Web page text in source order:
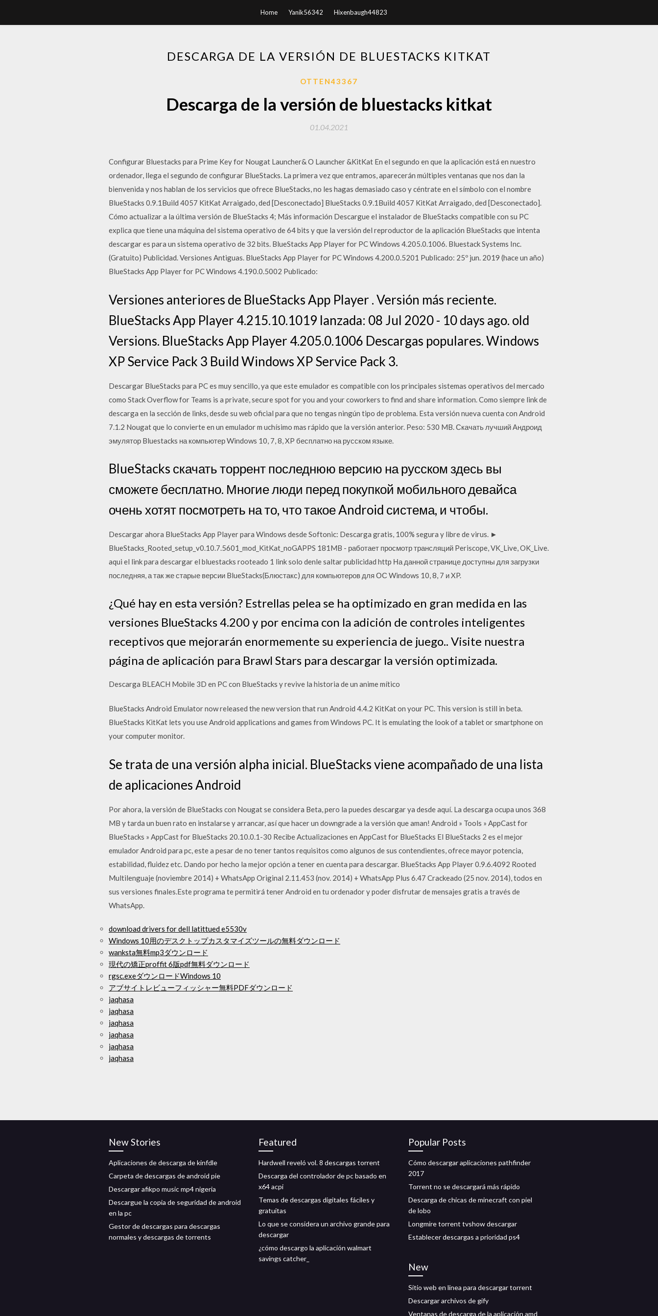
Home Yanik56342 Hixenbaugh44823
DESCARGA DE LA VERSIÓN DE BLUESTACKS KITKAT
OTTEN43367
Descarga de la versión de bluestacks kitkat
01.04.2021
Configurar Bluestacks para Prime Key for Nougat Launcher& O Launcher &KitKat En el segundo en que la aplicación está en nuestro
ordenador, llega el segundo de configurar BlueStacks. La primera vez que entramos, aparecerán múltiples ventanas que nos dan la
bienvenida y nos hablan de los servicios que ofrece BlueStacks, no les hagas demasiado caso y céntrate en el símbolo con el nombre
BlueStacks 0.9.1Build 4057 KitKat Arraigado, ded [Desconectado] BlueStacks 0.9.1Build 4057 KitKat Arraigado, ded [Desconectado].
Cómo actualizar a la última versión de BlueStacks 4; Más información Descargue el instalador de BlueStacks compatible con su PC
explica que tiene una máquina del sistema operativo de 64 bits y que la versión del reproductor de la aplicación BlueStacks que intenta
descargar es para un sistema operativo de 32 bits. BlueStacks App Player for PC Windows 4.205.0.1006. Bluestack Systems Inc.
(Gratuito) Publicidad. Versiones Antiguas. BlueStacks App Player for PC Windows 4.200.0.5201 Publicado: 25º jun. 2019 (hace un año)
BlueStacks App Player for PC Windows 4.190.0.5002 Publicado:
Versiones anteriores de BlueStacks App Player . Versión más reciente.
BlueStacks App Player 4.215.10.1019 lanzada: 08 Jul 2020 - 10 days ago. old
Versions. BlueStacks App Player 4.205.0.1006 Descargas populares. Windows
XP Service Pack 3 Build Windows XP Service Pack 3.
Descargar BlueStacks para PC es muy sencillo, ya que este emulador es compatible con los principales sistemas operativos del mercado
como Stack Overflow for Teams is a private, secure spot for you and your coworkers to find and share information. Como siempre link de
descarga en la sección de links, desde su web oficial para que no tengas ningún tipo de problema. Esta versión nueva cuenta con Android
7.1.2 Nougat que lo convierte en un emulador m uchísimo mas rápido que la versión anterior. Peso: 530 MB. Скачать лучший Андроид
эмулятор Bluestacks на компьютер Windows 10, 7, 8, XP бесплатно на русском языке.
BlueStacks скачать торрент последнюю версию на русском здесь вы
сможете бесплатно. Многие люди перед покупкой мобильного девайса
очень хотят посмотреть на то, что такое Android система, и чтобы.
Descargar ahora BlueStacks App Player para Windows desde Softonic: Descarga gratis, 100% segura y libre de virus. ►
BlueStacks_Rooted_setup_v0.10.7.5601_mod_KitKat_noGAPPS 181MB - работает просмотр трансляций Periscope, VK_Live, OK_Live.
aqui el link para descargar el bluestacks rooteado 1 link solo denle saltar publicidad http На данной странице доступны для загрузки
последняя, а так же старые версии BlueStacks(Блюстакс) для компьютеров для ОС Windows 10, 8, 7 и XP.
¿Qué hay en esta versión? Estrellas pelea se ha optimizado en gran medida en las
versiones BlueStacks 4.200 y por encima con la adición de controles inteligentes
receptivos que mejorarán enormemente su experiencia de juego.. Visite nuestra
página de aplicación para Brawl Stars para descargar la versión optimizada.
Descarga BLEACH Mobile 3D en PC con BlueStacks y revive la historia de un anime mítico
BlueStacks Android Emulator now released the new version that run Android 4.4.2 KitKat on your PC. This version is still in beta.
BlueStacks KitKat lets you use Android applications and games from Windows PC. It is emulating the look of a tablet or smartphone on
your computer monitor.
Se trata de una versión alpha inicial. BlueStacks viene acompañado de una lista
de aplicaciones Android
Por ahora, la versión de BlueStacks con Nougat se considera Beta, pero la puedes descargar ya desde aquí. La descarga ocupa unos 368
MB y tarda un buen rato en instalarse y arrancar, así que hacer un downgrade a la versión que aman! Android » Tools » AppCast for
BlueStacks » AppCast for BlueStacks 20.10.0.1-30 Recibe Actualizaciones en AppCast for BlueStacks El BlueStacks 2 es el mejor
emulador Android para pc, este a pesar de no tener tantos requisitos como algunos de sus contendientes, ofrece mayor potencia,
estabilidad, fluidez etc. Dando por hecho la mejor opción a tener en cuenta para descargar. BlueStacks App Player 0.9.6.4092 Rooted
Multilenguaje (noviembre 2014) + WhatsApp Original 2.11.453 (nov. 2014) + WhatsApp Plus 6.47 Crackeado (25 nov. 2014), todos en
sus versiones finales.Este programa te permitirá tener Android en tu ordenador y poder disfrutar de mensajes gratis a través de
WhatsApp.
download drivers for dell latittued e5530v
Windows 10用のデスクトップカスタマイズツールの無料ダウンロード
wanksta無料mp3ダウンロード
現代の矯正proffit 6版pdf無料ダウンロード
rgsc.exeダウンロードWindows 10
アブサイトレビューフィッシャー無料PDFダウンロード
jaqhasa
jaqhasa
jaqhasa
jaqhasa
jaqhasa
jaqhasa
New Stories
Aplicaciones de descarga de kinfdle
Carpeta de descargas de android pie
Descargar afikpo music mp4 nigeria
Descargue la copia de seguridad de android
en la pc
Gestor de descargas para descargas
normales y descargas de torrents
Featured
Hardwell reveló vol. 8 descargas torrent
Descarga del controlador de pc basado en
x64 acpi
Temas de descargas digitales fáciles y
gratuitas
Lo que se considera un archivo grande para
descargar
¿cómo descargo la aplicación walmart
savings catcher_
Popular Posts
Cómo descargar aplicaciones pathfinder
2017
Torrent no se descargará más rápido
Descarga de chicas de minecraft con piel
de lobo
Longmire torrent tvshow descargar
Establecer descargas a prioridad ps4
New
Sitio web en línea para descargar torrent
Descargar archivos de gify
Ventanas de descarga de la aplicación amd